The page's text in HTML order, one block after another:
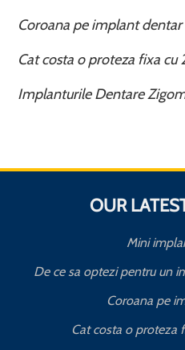
Coroana pe implant dentar
Cat costa o proteza fixa cu
Implanturile Dentare
OUR
Mini
De ce sa optezi pentru un
Coroana pe
Cat costa o proteza